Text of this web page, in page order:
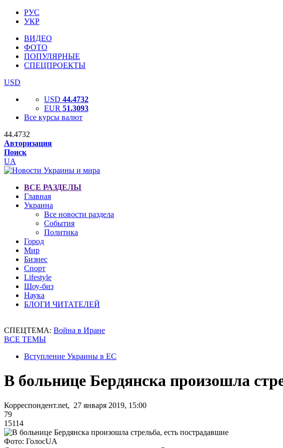
РУС
УКР
ВИДЕО
ФОТО
ПОПУЛЯРНЫЕ
СПЕЦПРОЕКТЫ
USD
USD 44.4732
EUR 51.3093
Все курсы валют
44.4732
Авторизация
Поиск
UA
ВСЕ РАЗДЕЛЫ
Главная
Украина
Все новости раздела
События
Политика
Город
Мир
Бизнес
Спорт
Lifestyle
Шоу-биз
Наука
БЛОГИ ЧИТАТЕЛЕЙ
СПЕЦТЕМА: Война в Иране
ВСЕ ТЕМЫ
Вступление Украины в ЕС
В больнице Бердянска произошла
Корреспондент.net, 27 января 2019, 15:00
79
15114
Фото: ГолосUA